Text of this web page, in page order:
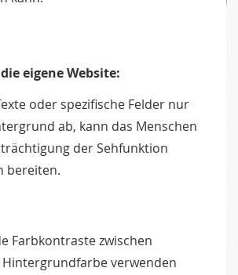
eigene Website:
oder spezifische Felder nur
ab, kann das Menschen
der Sehfunktion
bereiten.
Farbkontraste zwischen
verwenden